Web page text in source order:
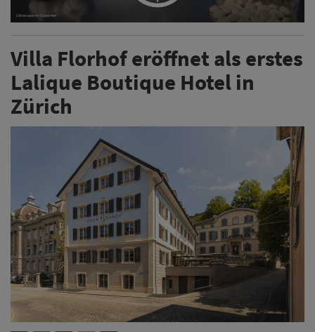
Villa Florhof eröffnet als erstes
Lalique Boutique Hotel in
Zürich